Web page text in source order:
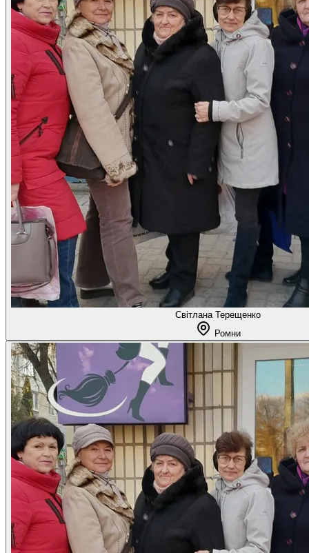
Світлана Терещенко
Ромни